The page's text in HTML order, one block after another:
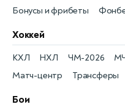
Бонусы и фрибеты
Хоккей
КХЛ
Матч-центр
НХЛ
Трансферы
ЧМ-2026
Бои